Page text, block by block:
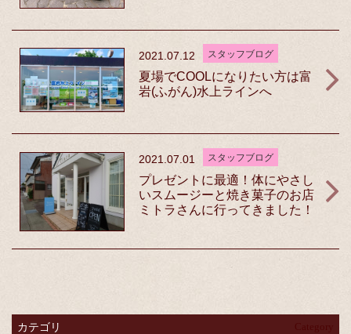
2021.07.12 スタッフブログ
夏場でCOOLになりたい方は富
岩(ふがん)水上ラインへ
2021.07.01 スタッフブログ
プレゼントに最適！体にやさし
いスムージーと焼き菓子のお店
ミトラさんに行ってきました！
カテゴリ